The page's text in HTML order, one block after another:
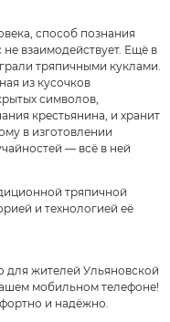
способ познания
не взаимодействует. Ещё в
тряпичными куклами.
из кусочков
символов,
крестьянина, и хранит
в изготовлении
— всё в ней
тряпичной
и технологией её
для жителей Ульяновской
мобильном телефоне!
и надёжно.